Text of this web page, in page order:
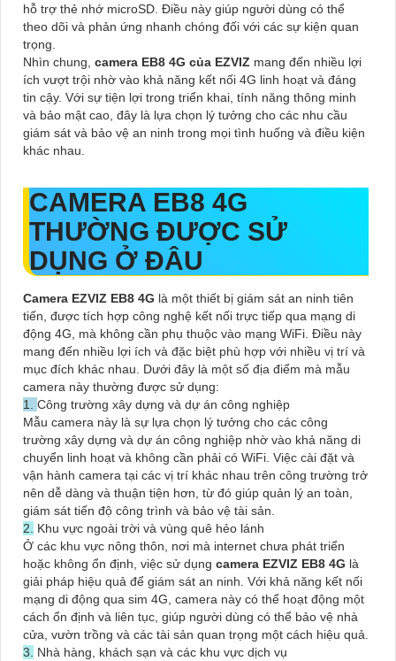
hỗ trợ thẻ nhớ microSD. Điều này giúp người dùng có thể
theo dõi và phản ứng nhanh chóng đối với các sự kiện quan
trọng.
Nhìn chung, camera EB8 4G của EZVIZ mang đến nhiều lợi
ích vượt trội nhờ vào khả năng kết nối 4G linh hoạt và đáng
tin cậy. Với sự tiện lợi trong triển khai, tính năng thông minh
và bảo mật cao, đây là lựa chọn lý tưởng cho các nhu cầu
giám sát và bảo vệ an ninh trong mọi tình huống và điều kiện
khác nhau.
CAMERA EB8 4G
THƯỜNG ĐƯỢC SỬ
DỤNG Ở ĐÂU
Camera EZVIZ EB8 4G là một thiết bị giám sát an ninh tiên
tiến, được tích hợp công nghệ kết nối trực tiếp qua mạng di
động 4G, mà không cần phụ thuộc vào mạng WiFi. Điều này
mang đến nhiều lợi ích và đặc biệt phù hợp với nhiều vị trí và
mục đích khác nhau. Dưới đây là một số địa điểm mà mẫu
camera này thường được sử dụng:
1. Công trường xây dựng và dự án công nghiệp
Mẫu camera này là sự lựa chọn lý tưởng cho các công
trường xây dựng và dự án công nghiệp nhờ vào khả năng di
chuyển linh hoạt và không cần phải có WiFi. Việc cài đặt và
vận hành camera tại các vị trí khác nhau trên công trường trở
nên dễ dàng và thuận tiện hơn, từ đó giúp quản lý an toàn,
giám sát tiến độ công trình và bảo vệ tài sản.
2.
Khu vực ngoài trời và vùng quê hẻo lánh
Ở các khu vực nông thôn, nơi mà internet chưa phát triển
hoặc không ổn định, việc sử dụng camera EZVIZ EB8 4G là
giải pháp hiệu quả để giám sát an ninh. Với khả năng kết nối
mạng di động qua sim 4G, camera này có thể hoạt động một
cách ổn định và liên tục, giúp người dùng có thể bảo vệ nhà
cửa, vườn trồng và các tài sản quan trọng một cách hiệu quả.
3.
Nhà hàng, khách sạn và các khu vực dịch vụ